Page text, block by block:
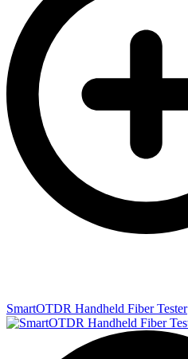
SmartOTDR Handheld Fiber Tester